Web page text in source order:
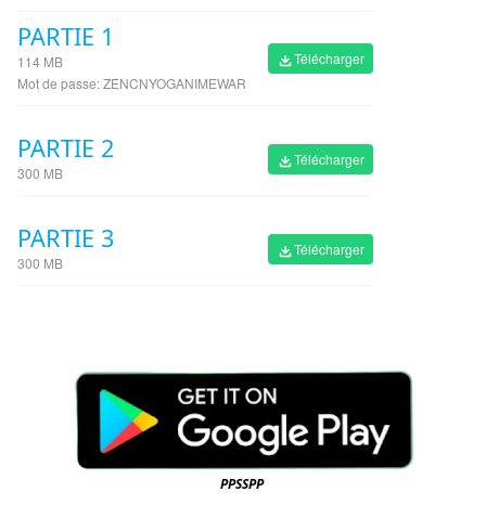
PARTIE 1
114 MB
Mot de passe: ZENCNYOGANIMEWAR
Télécharger
PARTIE 2
300 MB
Télécharger
PARTIE 3
300 MB
Télécharger
PPSSPP